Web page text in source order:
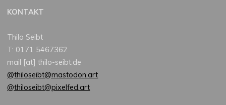
KONTAKT
Thilo Seibt
T: 0171 5467362
mail [at] thilo-seibt.de
@thiloseibt@mastodon.art
@thiloseibt@pixelfed.art